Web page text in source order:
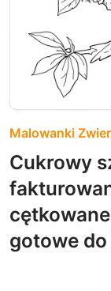
Malowanki
Cukrowy
gotowe